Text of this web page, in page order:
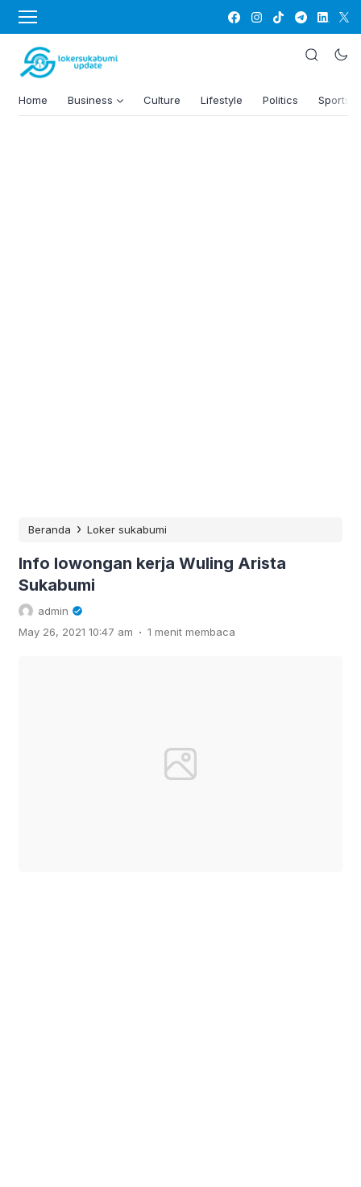
Home Business Culture Lifestyle Politics Sports
Beranda › Loker sukabumi
Info lowongan kerja Wuling Arista
Sukabumi
admin
May 26, 2021 10:47 am . 1 menit membaca